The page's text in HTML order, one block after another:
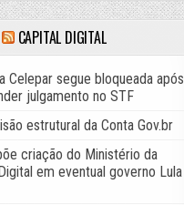
CAPITAL DIGITAL
Celepar segue bloqueada após
julgamento no STF
estrutural da Conta Gov.br
criação do Ministério da
em eventual governo Lula